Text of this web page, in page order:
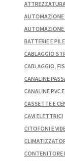
AUTOMAZIONE
AUTOMAZIONE
BATTERIE E PILE
CABLAGGIO
CABLAGGIO,
CANALINE
CANALINE PVC
CASSETTE E
CAVI ELETTRICI
CITOFONI E
CONTENITORE